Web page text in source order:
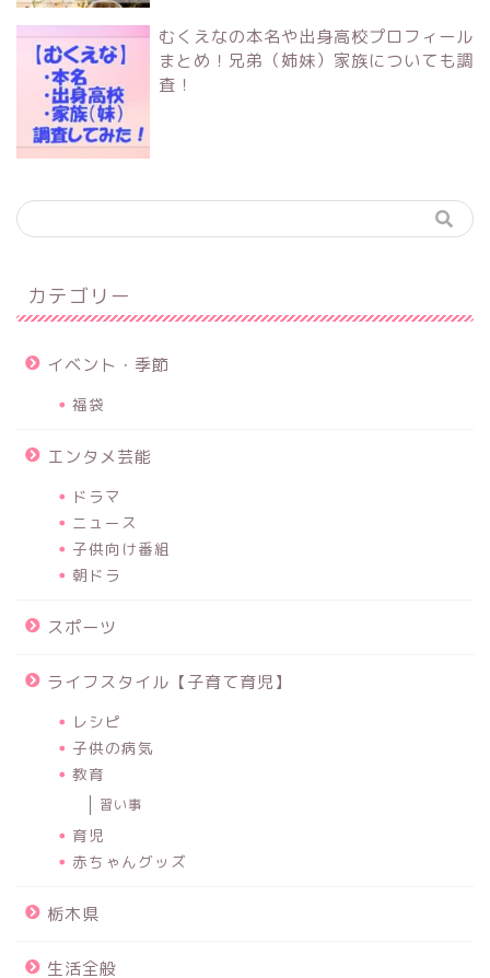
むくえなの本名や出身高校プロフィール
まとめ！兄弟（姉妹）家族についても調
査！
カテゴリー
イベント・季節
福袋
エンタメ芸能
ドラマ
ニュース
子供向け番組
朝ドラ
スポーツ
ライフスタイル【子育て育児】
レシピ
子供の病気
教育
習い事
育児
赤ちゃんグッズ
栃木県
生活全般